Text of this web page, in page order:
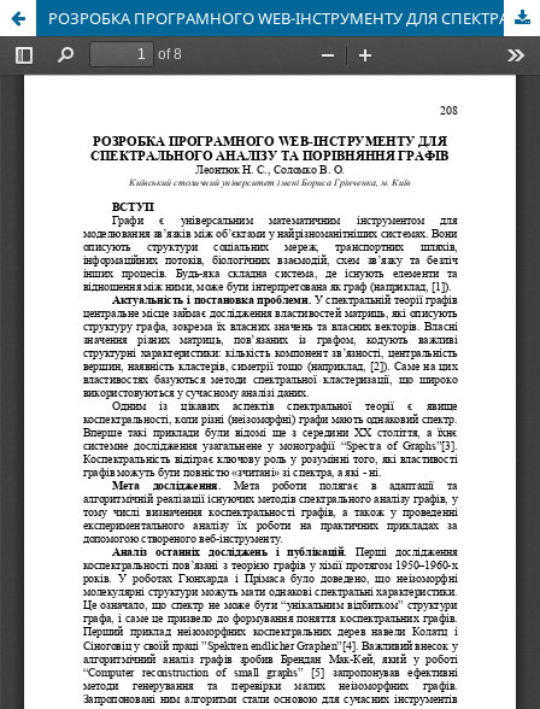
РОЗРОБКА ПРОГРАМНОГО WEB-ІНСТРУМЕНТУ ДЛЯ СПЕКТРАЛЬНОГО АНАЛІЗУ ТА ПОРІВНЯННЯ ГРАФІВ